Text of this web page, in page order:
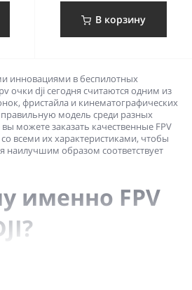
В корзину
инновациями в беспилотных
очки dji сегодня считаются одним из
фристайла и кинематографических
модель среди разных
можете заказать качественные FPV
всеми их характеристиками, чтобы
наилучшим образом соответствует
именно FPV
изображения.